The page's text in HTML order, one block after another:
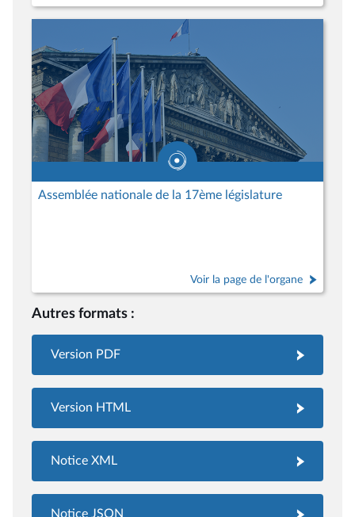
Assemblée nationale de la 17ème législature
Voir la page de l'organe
Autres formats :
Version PDF
Version HTML
Notice XML
Notice JSON